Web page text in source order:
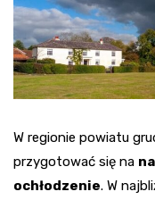
W regionie powiatu
przygotować się na
ochłodzenie. W